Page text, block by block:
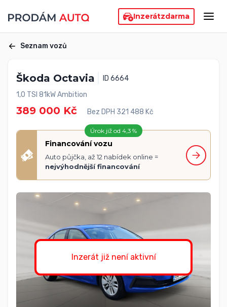
Inzerátzdarma
Seznam vozů
Škoda Octavia
ID 6664
1,0 TSI 81kW Ambition
389 000 Kč Bez DPH 321 488 Kč
Úrok již od 4,3 %
Financování vozu
Auto půjčka, až 12 nabídek online =
nejvýhodnější financování
Inzerát již není aktivní